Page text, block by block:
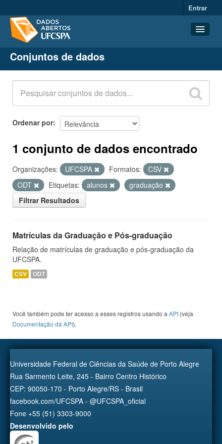
Entrar
Conjuntos de dados
Organizações
Grupos
Sobre
Conjuntos de dados
Ordenar por
1 conjunto de dados encontrado
Organizações: UFCSPA Formatos:
CSV
ODT
Etiquetas: alunos
graduação
Filtrar Resultados
Matrículas da Graduação e Pós-graduação
Relação de matrículas de graduação e pós-graduação da
UFCSPA.
CSV ODT
Você também pode ter acesso a esses registros usando a API (veja
Documentação da API).
Universidade Federal de Ciências da Saúde de Porto Alegre
Rua Sarmento Leite, 245 - Bairro Centro Histórico
CEP: 90050-170 - Porto Alegre/RS - Brasil
facebook.com/UFCSPA - @UFCSPA_oficial
Fone +55 (51) 3303-9000
Desenvolvido pelo